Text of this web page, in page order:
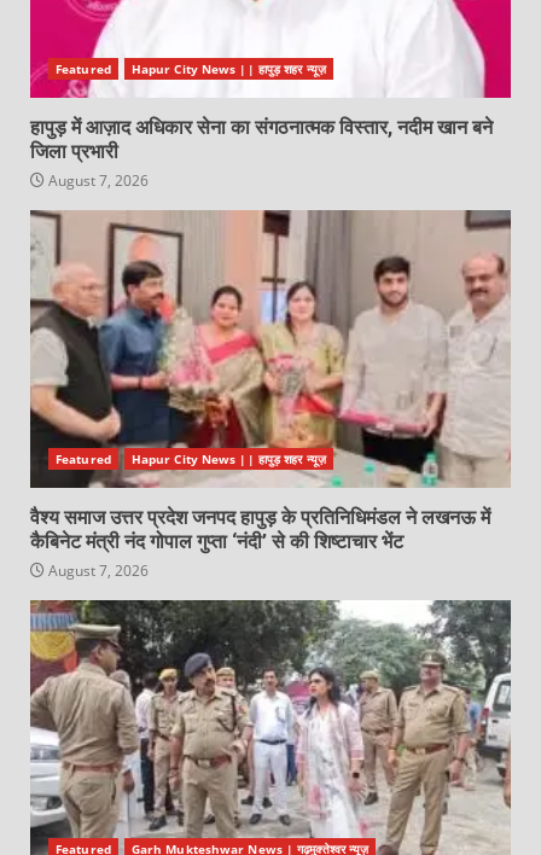
Featured Hapur City News || हापुड़ शहर न्यूज़
हापुड़ में आज़ाद अधिकार सेना का संगठनात्मक विस्तार, नदीम खान बने
जिला प्रभारी
August 7, 2026
Featured Hapur City News || हापुड़ शहर न्यूज़
वैश्य समाज उत्तर प्रदेश जनपद हापुड़ के प्रतिनिधिमंडल ने लखनऊ में
कैबिनेट मंत्री नंद गोपाल गुप्ता ‘नंदी’ से की शिष्टाचार भेंट
August 7, 2026
Featured Garh Mukteshwar News | गढ़मुक्तेश्वर न्यूज़